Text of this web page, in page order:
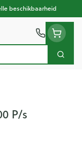
beschikbaarheid
Zoek
P/s